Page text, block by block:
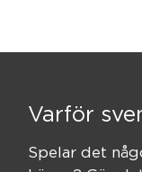
Varför
Spelar det